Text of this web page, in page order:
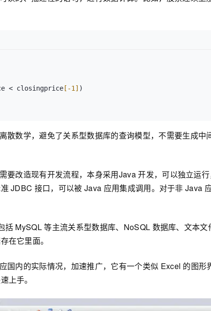
< closingprice [-1]
散数学，避免了关系型数据库的查询模型，不需要生成
要改造现有开发流程，本身采用Java 开发，可以独立运
JDBC 接口，可以被 Java 应用集成调用。对于非 Java
括 MySQL 等主流关系型数据库、NoSQL 数据库、文本
在它里面。
国内的实际情况，加速推广，它有一个类似 Excel 的图
上手。